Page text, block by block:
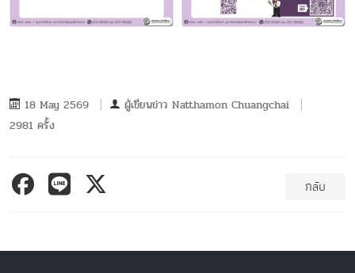
18 May 2569 ผู้เขียนข่าว Natthamon Chuangchai
2981 ครั้ง
กลับ